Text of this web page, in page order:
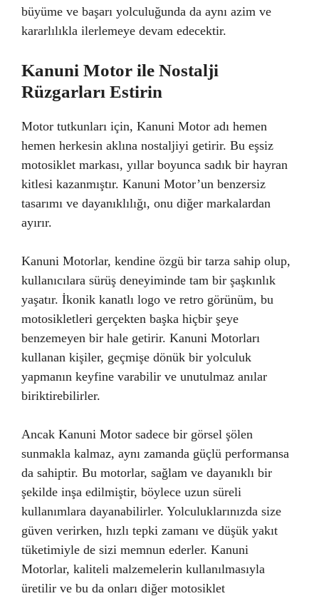
büyüme ve başarı yolculuğunda da aynı azim ve
kararlılıkla ilerlemeye devam edecektir.
Kanuni Motor ile Nostalji
Rüzgarları Estirin
Motor tutkunları için, Kanuni Motor adı hemen
hemen herkesin aklına nostaljiyi getirir. Bu eşsiz
motosiklet markası, yıllar boyunca sadık bir hayran
kitlesi kazanmıştır. Kanuni Motor’un benzersiz
tasarımı ve dayanıklılığı, onu diğer markalardan
ayırır.
Kanuni Motorlar, kendine özgü bir tarza sahip olup,
kullanıcılara sürüş deneyiminde tam bir şaşkınlık
yaşatır. İkonik kanatlı logo ve retro görünüm, bu
motosikletleri gerçekten başka hiçbir şeye
benzemeyen bir hale getirir. Kanuni Motorları
kullanan kişiler, geçmişe dönük bir yolculuk
yapmanın keyfine varabilir ve unutulmaz anılar
biriktirebilirler.
Ancak Kanuni Motor sadece bir görsel şölen
sunmakla kalmaz, aynı zamanda güçlü performansa
da sahiptir. Bu motorlar, sağlam ve dayanıklı bir
şekilde inşa edilmiştir, böylece uzun süreli
kullanımlara dayanabilirler. Yolculuklarınızda size
güven verirken, hızlı tepki zamanı ve düşük yakıt
tüketimiyle de sizi memnun ederler. Kanuni
Motorlar, kaliteli malzemelerin kullanılmasıyla
üretilir ve bu da onları diğer motosiklet